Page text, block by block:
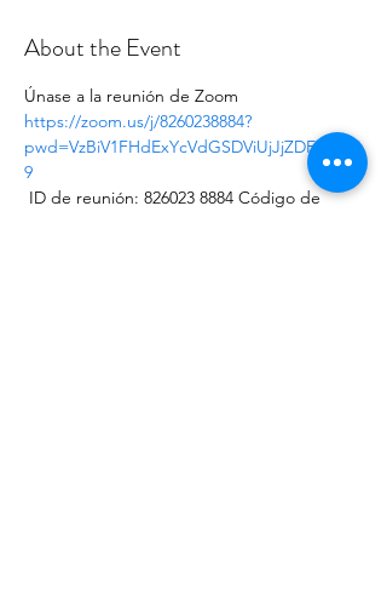
About the Event
Únase a la reunión de Zoom
https://zoom.us/j/8260238884?
pwd=VzBiV1FHdExYcVdGSDViUjJjZDF0QT0
9